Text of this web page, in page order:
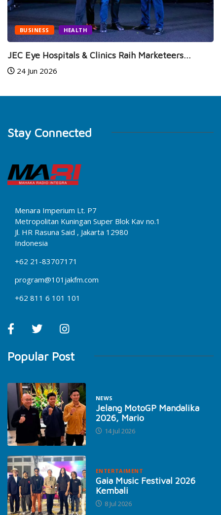
BUSINESS HEALTH
JEC Eye Hospitals & Clinics Raih Marketeers...
24 Jun 2026
Stay Connected
Menara Imperium Lt. P7
Metropolitan Kuningan Super Blok Kav no.1
Jl. HR Rasuna Said , Jakarta 12980
Indonesia
+62 21-83707171
program@101jakfm.com
+62 811 6 101 101
Popular Post
NEWS
Jelang MotoGP Mandalika
2026, Mario
14 Jul 2026
ENTERTAIMENT
Gaia Music Festival 2026
Kembali
8 Jul 2026